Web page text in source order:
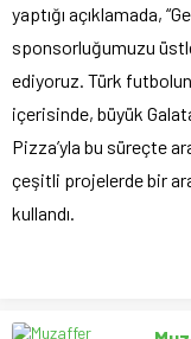
yaptığı açıklamada,
sponsorluğumuzu
ediyoruz. Türk
içerisinde, büyük
Pizza’yla bu süreçte
çeşitli projelerde bir
kullandı.